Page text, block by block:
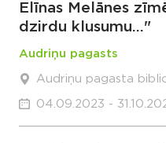
Elīnas Melānes
dzirdu klusumu..."
Audriņu pagasts
Audriņu pagasta
04.09.2023 -